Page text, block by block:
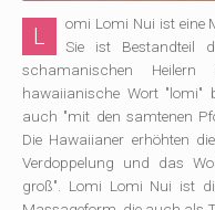
L
omi Lomi Nui ist eine
Sie ist Bestandteil
schamanischen
hawaiianische Wort "lomi"
auch "mit den samtenen
Die Hawaiianer erhöhten
Verdoppelung und das
groß". Lomi Lomi Nui ist